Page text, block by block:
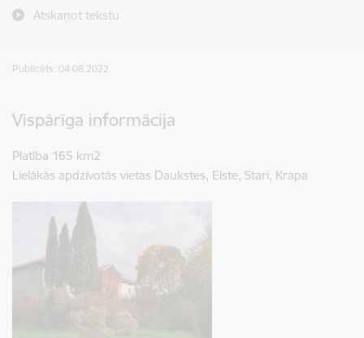
Atskaņot tekstu
Publicēts: 04.08.2022.
Vispārīga informācija
Platība 165 km2
Lielākās apdzīvotās vietas Daukstes, Elste, Stari, Krapa